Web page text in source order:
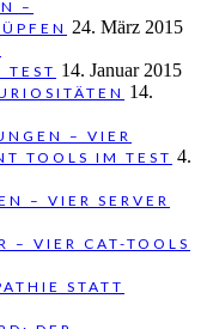
–
24. März 2015
TEST 14. Januar 2015
14.
– VIER
TOOLS IM TEST 4.
– VIER SERVER
– VIER CAT-TOOLS
STATT